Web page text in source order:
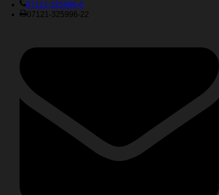
07121-325996-0
07121-325996-22